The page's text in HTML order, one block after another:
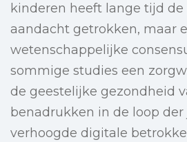
kinderen heeft lange tijd
aandacht getrokken, maar
wetenschappelijke
sommige studies een
de geestelijke gezondheid
benadrukken in de loop
verhoogde digitale